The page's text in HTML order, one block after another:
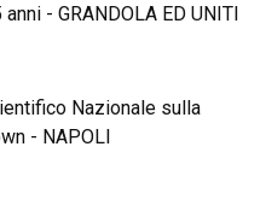
- GRANDOLA ED UNITI
Nazionale sulla
- NAPOLI